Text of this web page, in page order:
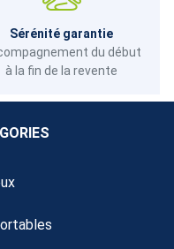
Sérénité garantie
du début
à la fin de la revente